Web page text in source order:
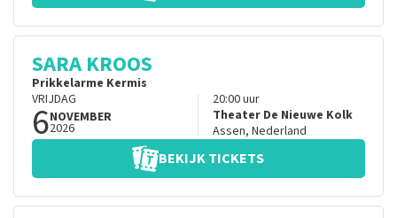
SARA KROOS
Prikkelarme Kermis
VRIJDAG
6NOVEMBER
2026
20:00uur
Theater De Nieuwe Kolk
Assen, Nederland
BEKIJK TICKETS